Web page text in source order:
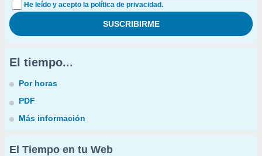
He leído y acepto la política de privacidad.
El tiempo...
Por horas
PDF
Más información
El Tiempo en tu Web